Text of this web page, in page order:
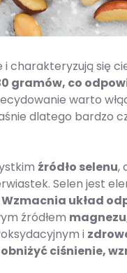
i charakteryzują się
gramów, co
warto
dlatego bardzo
źródło selenu,
Selen jest
Wzmacnia układ
źródłem
i
ciśnienie,